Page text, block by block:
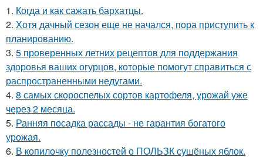
1. Когда и как сажать бархатцы.
2. Хотя дачный сезон еще не начался, пора приступить к
планированию.
3. 5 проверенных летних рецептов для поддержания
здоровья ваших огурцов, которые помогут справиться с
распространенными недугами.
4. 8 самых скороспелых сортов картофеля, урожай уже
через 2 месяца.
5. Ранняя посадка рассады - не гарантия богатого
урожая.
6. В копилочку полезностей о ПОЛЬЗК сушёных яблок.